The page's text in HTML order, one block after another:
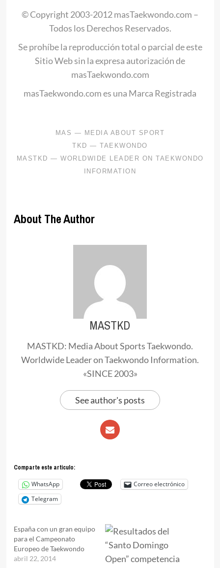
© Copyright 2003-2012 masTaekwondo.com –
Todos los Derechos Reservados.
Se prohíbe la reproducción total o parcial de este
Sitio Web sin la expresa autorización de
masTaekwondo.com
masTaekwondo.com es una Marca Registrada
About The Author
MASTKD
MASTKD: Media About Sports Taekwondo.
Worldwide Leader on Taekwondo Information.
«SINCE 2003»
See author's posts
Comparte este articulo:
WhatsApp
Correo electrónico
Telegram
España con un gran equipo
para el Campeonato
Europeo de Taekwondo
abril 22, 2014